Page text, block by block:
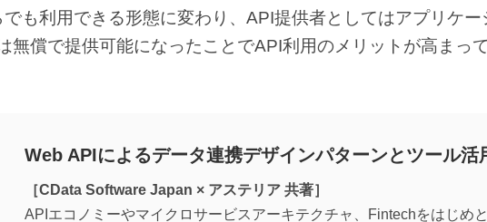
も利用できる形態に変わり、API提供者としてはアプリケー
無償で提供可能になったことでAPI利用のメリットが高まっ
Web APIによるデータ連携デザインパターンとツール活
［CData Software Japan × アステリア 共著］
APIエコノミーやマイクロサービスアーキテクチャ、Fintechをはじめ